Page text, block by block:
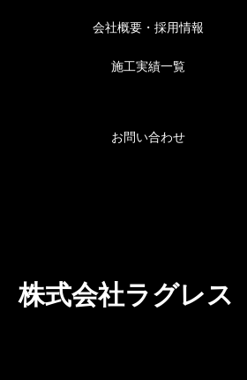
会社概要・採用情報
施工実績一覧
お問い合わせ
株式会社ラグレス